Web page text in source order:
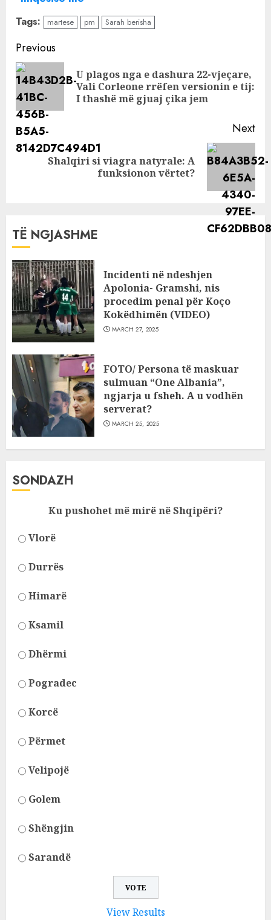
Sabianin? Flet më
në fund Iliri,
tregon arsyen
pse nuk i shkoi në
emision Donaldit
Tags: martese pm Sarah berisha
Continue
Reading
Previous
U plagos nga e dashura 22-vjeçare,
Vali Corleone rrëfen versionin e tij:
I thashë më gjuaj çika jem
Next
Shalqiri si viagra natyrale: A
funksionon vërtet?
TË NGJASHME
Incidenti në ndeshjen
Apolonia- Gramshi, nis
procedim penal për Koço
Kokëdhimën (VIDEO)
MARCH 27, 2025
FOTO/ Persona të maskuar
sulmuan “One Albania”,
ngjarja u fsheh. A u vodhën
serverat?
MARCH 25, 2025
SONDAZH
Ku pushohet më mirë në Shqipëri?
Vlorë
Durrës
Himarë
Ksamil
Dhërmi
Pogradec
Korcë
Përmet
Velipojë
Golem
Shëngjin
Sarandë
View Results